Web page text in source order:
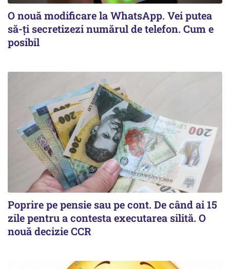
O nouă modificare la WhatsApp. Vei putea
să-ți secretizezi numărul de telefon. Cum e
posibil
Poprire pe pensie sau pe cont. De când ai 15
zile pentru a contesta executarea silită. O
nouă decizie CCR